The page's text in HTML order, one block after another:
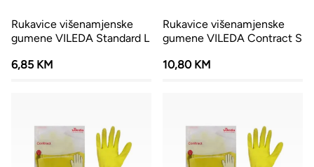
Rukavice višenamjenske
gumene VILEDA Standard L
6,85 KM
Rukavice višenamjenske
gumene VILEDA Contract S
10,80 KM